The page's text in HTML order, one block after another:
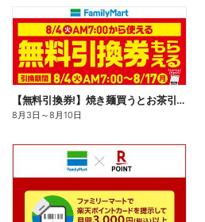
【無料引換券!】焼き麺買うとお茶引換券貰える!
8月3日 ～8月10日